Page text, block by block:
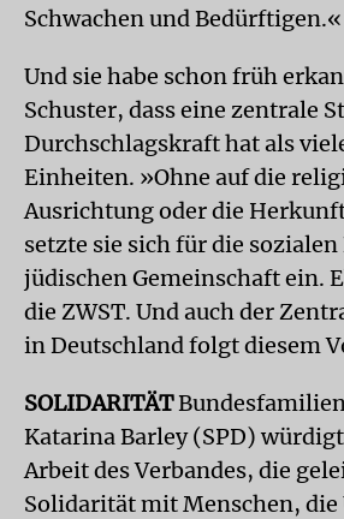
Schwachen und Bedürftigen.«
Und sie habe schon früh
Schuster, dass eine zentrale
Durchschlagskraft hat als
Einheiten. »Ohne auf die
Ausrichtung oder die
setzte sie sich für die sozialen
jüdischen Gemeinschaft ein.
die ZWST. Und auch der
in Deutschland folgt diesem
SOLIDARITÄT
Katarina Barley (SPD)
Arbeit des Verbandes, die
Solidarität mit Menschen,